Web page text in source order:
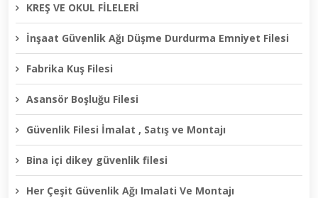
KREŞ VE OKUL FİLELERİ
İnşaat Güvenlik Ağı Düşme Durdurma Emniyet Filesi
Fabrika Kuş Filesi
Asansör Boşluğu Filesi
Güvenlik Filesi İmalat , Satış ve Montajı
Bina içi dikey güvenlik filesi
Her Çeşit Güvenlik Ağı Imalati Ve Montajı